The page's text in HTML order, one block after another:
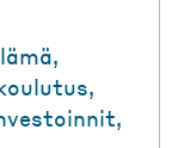
,
,
,